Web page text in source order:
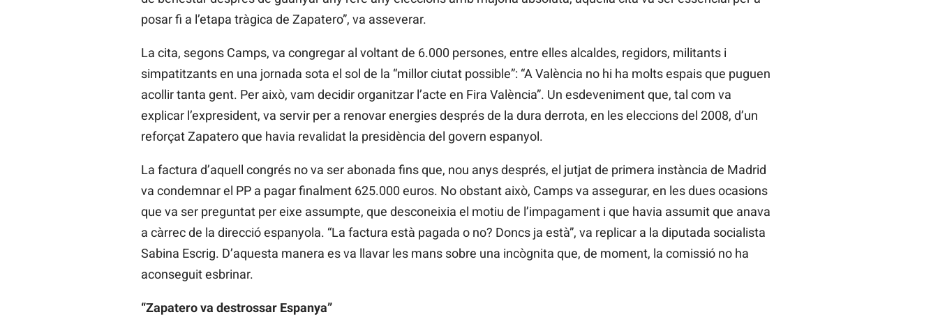
posar fi a l’etapa tràgica de Zapatero”, va asseverar.
La cita, segons Camps, va congregar al voltant de 6.000 persones, entre elles alcaldes, regidors, militants i
simpatitzants en una jornada sota el sol de la “millor ciutat possible”: “A València no hi ha molts espais que puguen
acollir tanta gent. Per això, vam decidir organitzar l’acte en Fira València”. Un esdeveniment que, tal com va
explicar l’expresident, va servir per a renovar energies després de la dura derrota, en les eleccions del 2008, d’un
reforçat Zapatero que havia revalidat la presidència del govern espanyol.
La factura d’aquell congrés no va ser abonada fins que, nou anys després, el jutjat de primera instància de Madrid
va condemnar el PP a pagar finalment 625.000 euros. No obstant això, Camps va assegurar, en les dues ocasions
que va ser preguntat per eixe assumpte, que desconeixia el motiu de l’impagament i que havia assumit que anava
a càrrec de la direcció espanyola. “La factura està pagada o no? Doncs ja està”, va replicar a la diputada socialista
Sabina Escrig. D’aquesta manera es va llavar les mans sobre una incògnita que, de moment, la comissió no ha
aconseguit esbrinar.
“Zapatero va destrossar Espanya”